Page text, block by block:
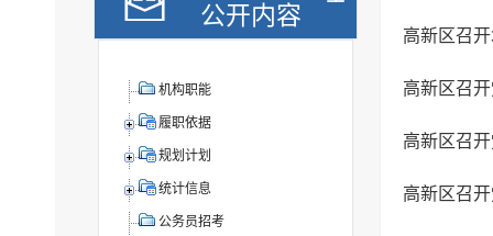
公开内容
机构职能
履职依据
规划计划
统计信息
公务员招考
高新区召
高新区召
高新区召
高新区召